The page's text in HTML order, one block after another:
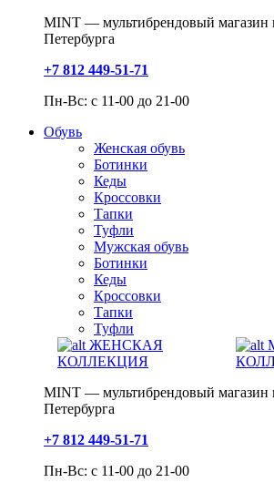
MINT — мультибрендовый магазин
Петербурга
+7 812 449-51-71
Пн-Вс: с 11-00 до 21-00
Обувь
Женская обувь
Ботинки
Кеды
Кроссовки
Тапки
Туфли
Мужская обувь
Ботинки
Кеды
Кроссовки
Тапки
Туфли
ЖЕНСКАЯ
КОЛЛЕКЦИЯ
MINT — мультибрендовый магазин
Петербурга
+7 812 449-51-71
Пн-Вс: с 11-00 до 21-00